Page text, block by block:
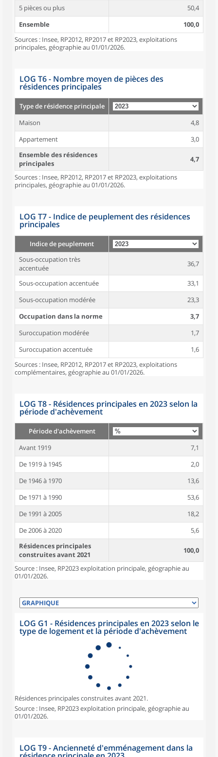
5 pièces ou plus
50,4
Ensemble
100,0
Sources : Insee, RP2012, RP2017 et RP2023, exploitations
principales, géographie au 01/01/2026.
LOG T6 - Nombre moyen de pièces des
résidences principales
Type de résidence principale
Maison
4,8
Appartement
3,0
Ensemble des résidences
principales
4,7
Sources : Insee, RP2012, RP2017 et RP2023, exploitations
principales, géographie au 01/01/2026.
LOG T7 - Indice de peuplement des résidences
principales
Indice de peuplement
Sous-occupation très
accentuée
36,7
Sous-occupation accentuée
33,1
Sous-occupation modérée
23,3
Occupation dans la norme
3,7
Suroccupation modérée
1,7
Suroccupation accentuée
1,6
Sources : Insee, RP2012, RP2017 et RP2023, exploitations
complémentaires, géographie au 01/01/2026.
LOG T8 - Résidences principales en 2023 selon la
période d'achèvement
Période d'achèvement
Avant 1919
7,1
De 1919 à 1945
2,0
De 1946 à 1970
13,6
De 1971 à 1990
53,6
De 1991 à 2005
18,2
De 2006 à 2020
5,6
Résidences principales
construites avant 2021
100,0
Source : Insee, RP2023 exploitation principale, géographie au
01/01/2026.
LOG G1 - Résidences principales en 2023 selon le
type de logement et la période d'achèvement
Résidences principales construites avant 2021.
Source : Insee, RP2023 exploitation principale, géographie au
01/01/2026.
LOG T9 - Ancienneté d'emménagement dans la